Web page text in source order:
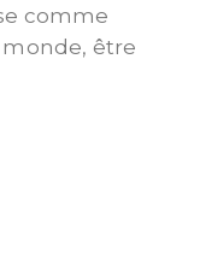
comme
être